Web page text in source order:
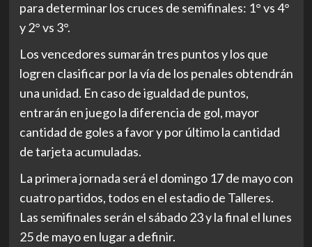
para determinar los cruces de semifinales: 1° vs 4°
y 2° vs 3°.
Los vencedores sumarán tres puntos y los que
logren clasificar por la vía de los penales obtendrán
una unidad. En caso de igualdad de puntos,
entrarán en juego la diferencia de gol, mayor
cantidad de goles a favor y por último la cantidad
de tarjeta acumuladas.
La primera jornada será el domingo 17 de mayo con
cuatro partidos, todos en el estadio de Talleres.
Las semifinales serán el sábado 23 y la final el lunes
25 de mayo en lugar a definir.